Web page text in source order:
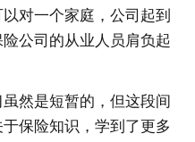
对一个家庭，公司起到
公司的从业人员肩负起
然是短暂的，但这段间
保险知识，学到了更多